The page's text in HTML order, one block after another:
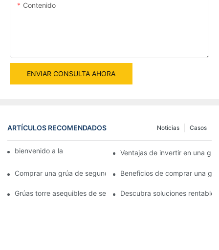
Contenido
ENVIAR CONSULTA AHORA
ARTÍCULOS RECOMENDADOS Casos
Noticias
bienvenido a la máquina mundial Ventajas de invertir en una
Comprar una grúa de segunda mano: lo que necesita saber
Beneficios de comprar una
Grúas torre asequibles de segunda mano a la venta: una
Descubra soluciones